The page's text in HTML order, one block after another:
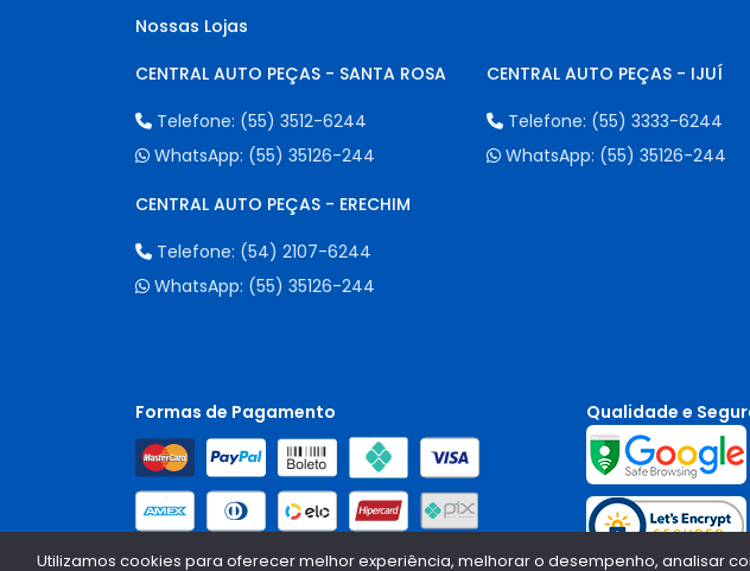
Nossas Lojas
CENTRAL AUTO PEÇAS - SANTA ROSA
Telefone: (55) 3512-6244
WhatsApp: (55) 35126-244
CENTRAL AUTO PEÇAS - IJUÍ
Telefone: (55) 3333-6244
WhatsApp: (55) 35126-244
CENTRAL AUTO PEÇAS - ERECHIM
Telefone: (54) 2107-6244
WhatsApp: (55) 35126-244
Formas de Pagamento Qualidade e
Utilizamos cookies para oferecer melhor experiência, melhorar o desempenho, analisar